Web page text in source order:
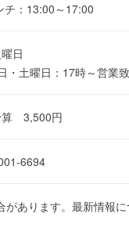
チ：13:00～17:00
日
・土曜日：17時～営業致
算 3,500円
6694
あります。最新情報